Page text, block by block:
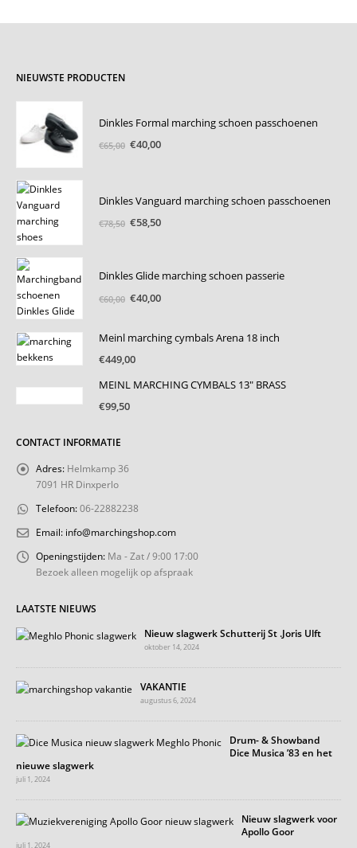
NIEUWSTE PRODUCTEN
Dinkles Formal marching schoen passchoenen
€65,00 Oorspronkelijke
€40,00Huidige
Dinkles Vanguard marching schoen passchoenen
€78,50 Oorspronkelijke
€58,50Huidige
Dinkles Glide marching schoen passerie
€60,00 Oorspronkelijke
€60,00.
€40,00Huidige
€40,00.
Meinl marching cymbals Arena 18 inch
€449,00
MEINL MARCHING CYMBALS 13" BRASS
€99,50
CONTACT INFORMATIE
Adres: Helmkamp 36
7091 HR Dinxperlo
Telefoon:06-22882238
Email: info@marchingshop.com
Openingstijden: Ma - Zat / 9:00 17:00
Bezoek alleen mogelijk op afspraak
LAATSTE NIEUWS
Nieuw slagwerk Schutterij St .Joris Ulft
oktober 14, 2024
VAKANTIE
augustus 6, 2024
Drum- & Showband
Dice Musica ’83 en het
nieuwe slagwerk
juli 1, 2024
Nieuw slagwerk voor
Apollo Goor
juli 1, 2024